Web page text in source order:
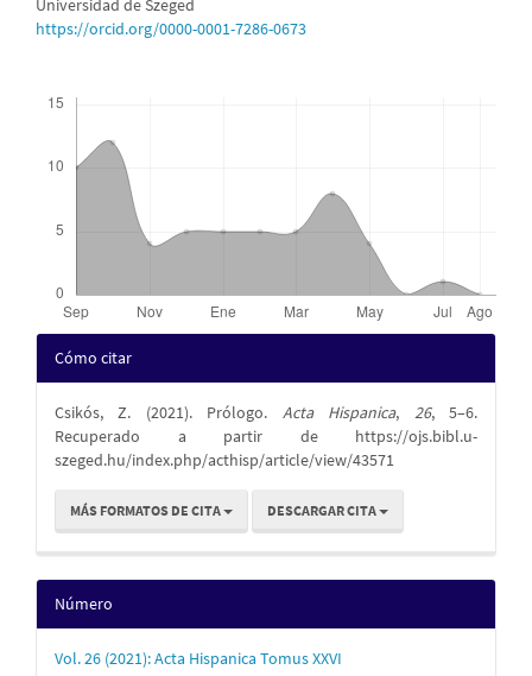
principal
artículo
Universidad de Szeged
https://orcid.org/0000-0001-7286-0673
Detalles
del
artículo
Cómo citar
Csikós, Z. (2021). Prólogo. Acta Hispanica, 26, 5–6.
Recuperado a partir de https://ojs.bibl.u-
szeged.hu/index.php/acthisp/article/view/43571
MÁS FORMATOS DE CITA DESCARGAR CITA
Número
Vol. 26 (2021): Acta Hispanica Tomus XXVI